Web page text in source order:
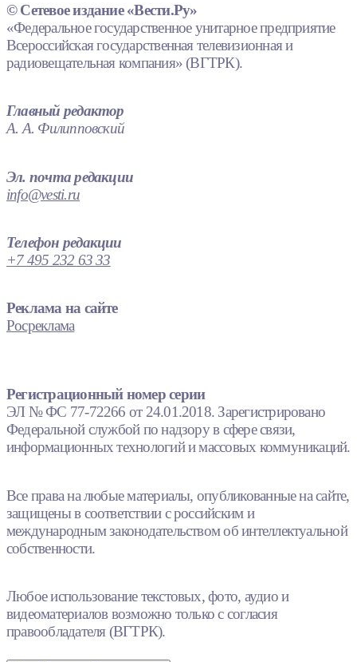
© Сетевое издание «Вести.Ру»
«Федеральное государственное унитарное предприятие
Всероссийская государственная телевизионная и
радиовещательная компания» (ВГТРК).
Главный редактор
А. А. Филипповский
Эл. почта редакции
info@vesti.ru
Телефон редакции
+7 495 232 63 33
Реклама на сайте
Росреклама
Регистрационный номер серии
ЭЛ № ФС 77-72266 от 24.01.2018. Зарегистрировано
Федеральной службой по надзору в сфере связи,
информационных технологий и массовых коммуникаций.
Все права на любые материалы, опубликованные на сайте,
защищены в соответствии с российским и
международным законодательством об интеллектуальной
собственности.
Любое использование текстовых, фото, аудио и
видеоматериалов возможно только с согласия
правообладателя (ВГТРК).